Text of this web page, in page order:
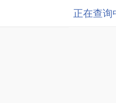
正在查询